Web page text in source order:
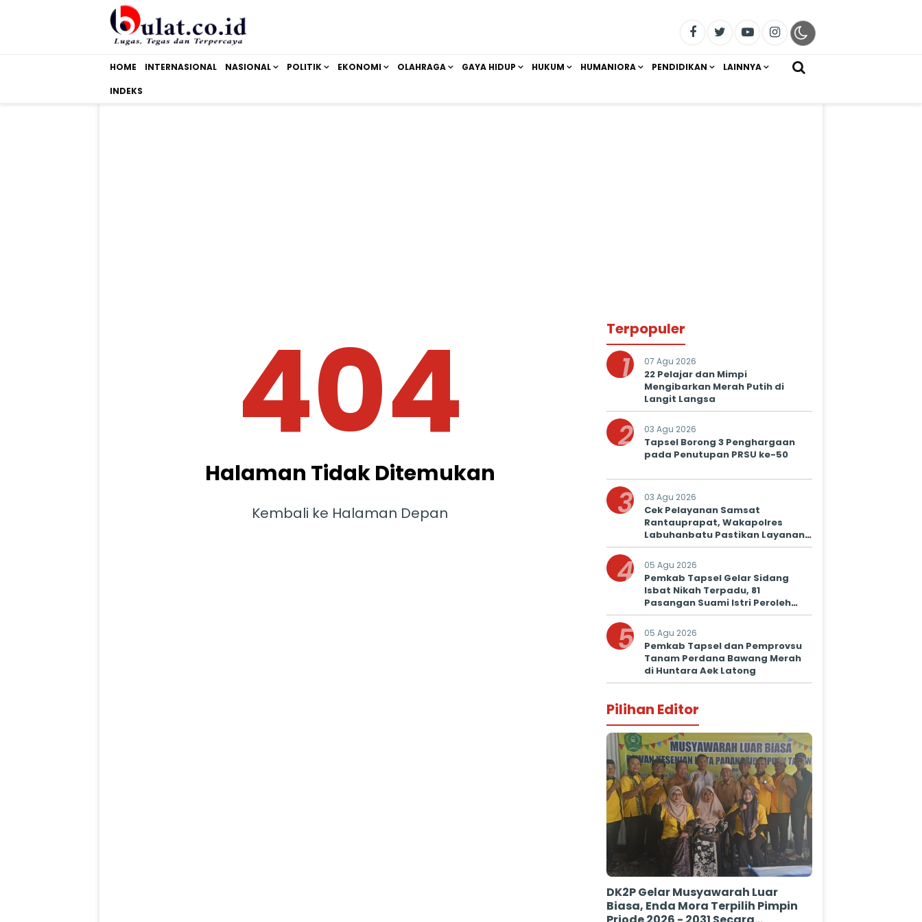
HOME INTERNASIONAL NASIONAL POLITIK EKONOMI OLAHRAGA GAYA HIDUP HUKUM HUMANIORA PENDIDIKAN LAINNYA
INDEKS
404
Halaman Tidak Ditemukan
Kembali ke Halaman Depan
Terpopuler
1 07 Agu 2026
22 Pelajar dan Mimpi
Mengibarkan Merah Putih di
Langit Langsa
2 03 Agu 2026
Tapsel Borong 3 Penghargaan
pada Penutupan PRSU ke-50
3 03 Agu 2026
Cek Pelayanan Samsat
Rantauprapat, Wakapolres
Labuhanbatu Pastikan Layanan
Prima untuk Masyarakat
4 05 Agu 2026
Pemkab Tapsel Gelar Sidang
Isbat Nikah Terpadu, 81
Pasangan Suami Istri Peroleh
Kepastian Hukum
5 05 Agu 2026
Pemkab Tapsel dan Pemprovsu
Tanam Perdana Bawang Merah
di Huntara Aek Latong
Pilihan Editor
DK2P Gelar Musyawarah Luar
Biasa, Enda Mora Terpilih Pimpin